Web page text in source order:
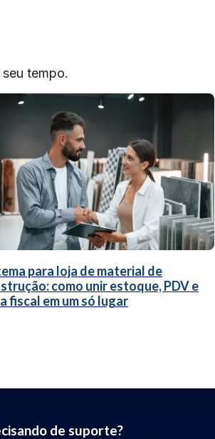
tempo.
para loja de material de
como unir estoque, PDV e
fiscal em um só lugar
de suporte?